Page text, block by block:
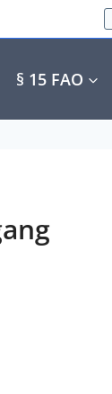
§ 15 FAO